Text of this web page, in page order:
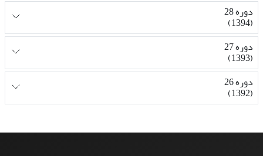
دوره 28
(1394)
دوره 27
(1393)
دوره 26
(1392)